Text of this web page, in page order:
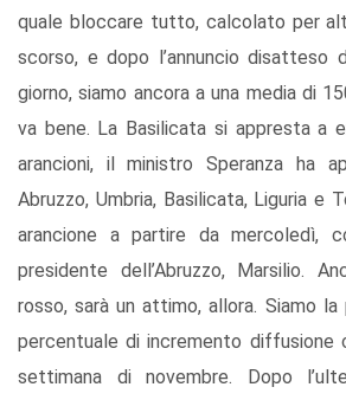
quale bloccare tutto, calcolato per
scorso, e dopo l’annuncio disatteso
giorno, siamo ancora a una media di
va bene. La Basilicata si appresta a
arancioni, il ministro Speranza ha
Abruzzo, Umbria, Basilicata, Liguria e
arancione a partire da mercoledì,
presidente dell’Abruzzo, Marsilio.
rosso, sarà un attimo, allora. Siamo la
percentuale di incremento diffusione
settimana di novembre. Dopo